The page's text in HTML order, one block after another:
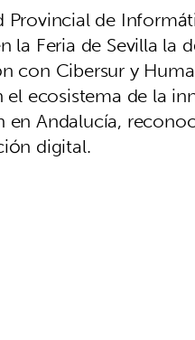
Provincial de
la Feria de Sevilla la
con Cibersur y
el ecosistema de la
Andalucía,
digital.